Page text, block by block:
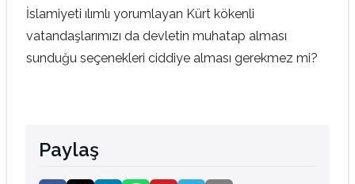
İslamiyeti ılımlı yorumlayan Kürt kökenli
vatandaşlarımızı da devletin muhatap alması
sunduğu seçenekleri ciddiye alması gerekmez mi?
Paylaş